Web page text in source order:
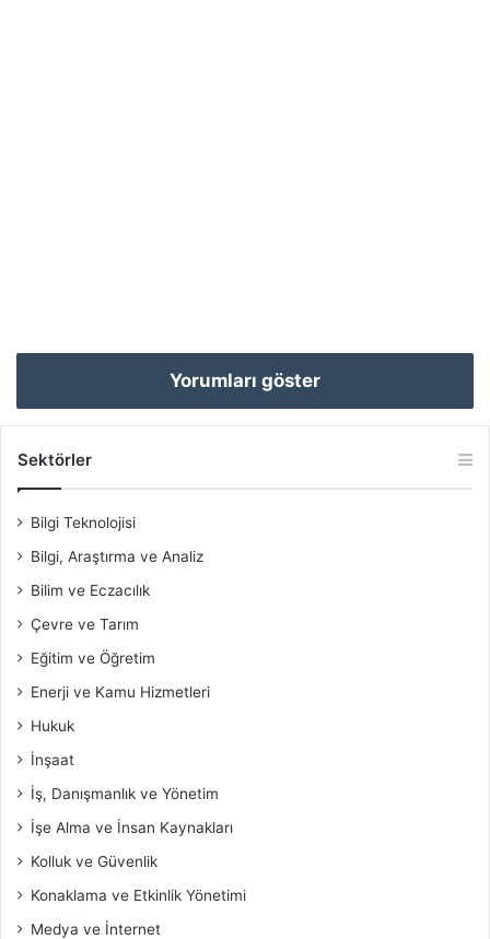
Yorumları göster
Sektörler
Bilgi Teknolojisi
Bilgi, Araştırma ve Analiz
Bilim ve Eczacılık
Çevre ve Tarım
Eğitim ve Öğretim
Enerji ve Kamu Hizmetleri
Hukuk
İnşaat
İş, Danışmanlık ve Yönetim
İşe Alma ve İnsan Kaynakları
Kolluk ve Güvenlik
Konaklama ve Etkinlik Yönetimi
Medya ve İnternet